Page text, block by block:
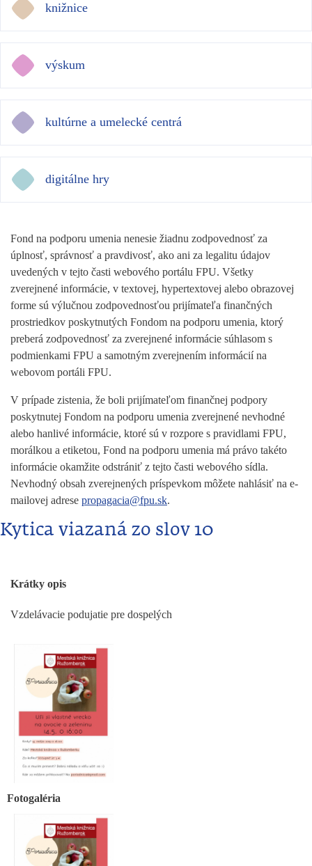
knižnice
výskum
kultúrne a umelecké centrá
digitálne hry
Fond na podporu umenia nenesie žiadnu zodpovednosť za
úplnosť, správnosť a pravdivosť, ako ani za legalitu údajov
uvedených v tejto časti webového portálu FPU. Všetky
zverejnené informácie, v textovej, hypertextovej alebo obrazovej
forme sú výlučnou zodpovednosťou prijímateľa finančných
prostriedkov poskytnutých Fondom na podporu umenia, ktorý
preberá zodpovednosť za zverejnené informácie súhlasom s
podmienkami FPU a samotným zverejnením informácií na
webovom portáli FPU.
V prípade zistenia, že boli prijímateľom finančnej podpory
poskytnutej Fondom na podporu umenia zverejnené nevhodné
alebo hanlivé informácie, ktoré sú v rozpore s pravidlami FPU,
morálkou a etiketou, Fond na podporu umenia má právo takéto
informácie okamžite odstrániť z tejto časti webového sídla.
Nevhodný obsah zverejnených príspevkom môžete nahlásiť na e-
mailovej adrese propagacia@fpu.sk.
Kytica viazaná zo slov 10
Krátky opis
Vzdelávacie podujatie pre dospelých
Fotogaléria